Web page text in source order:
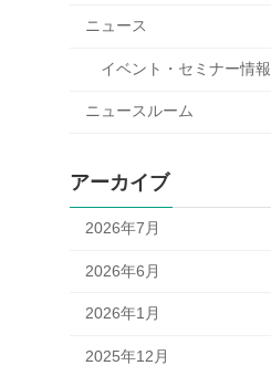
ニュース
イベント・セミナー情報
ニュースルーム
アーカイブ
2026年7月
2026年6月
2026年1月
2025年12月